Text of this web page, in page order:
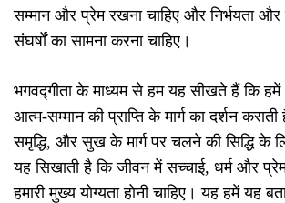
सम्मान और प्रेम रखना चाहिए और निर्भयता
संघर्षों का सामना करना चाहिए।
भगवद्गीता के माध्यम से हम यह सीखते हैं कि
आत्म-सम्मान की प्राप्ति के मार्ग का दर्शन
समृद्धि, और सुख के मार्ग पर चलने की सिद्धि के
यह सिखाती है कि जीवन में सच्चाई, धर्म और
हमारी मुख्य योग्यता होनी चाहिए। यह हमें यह